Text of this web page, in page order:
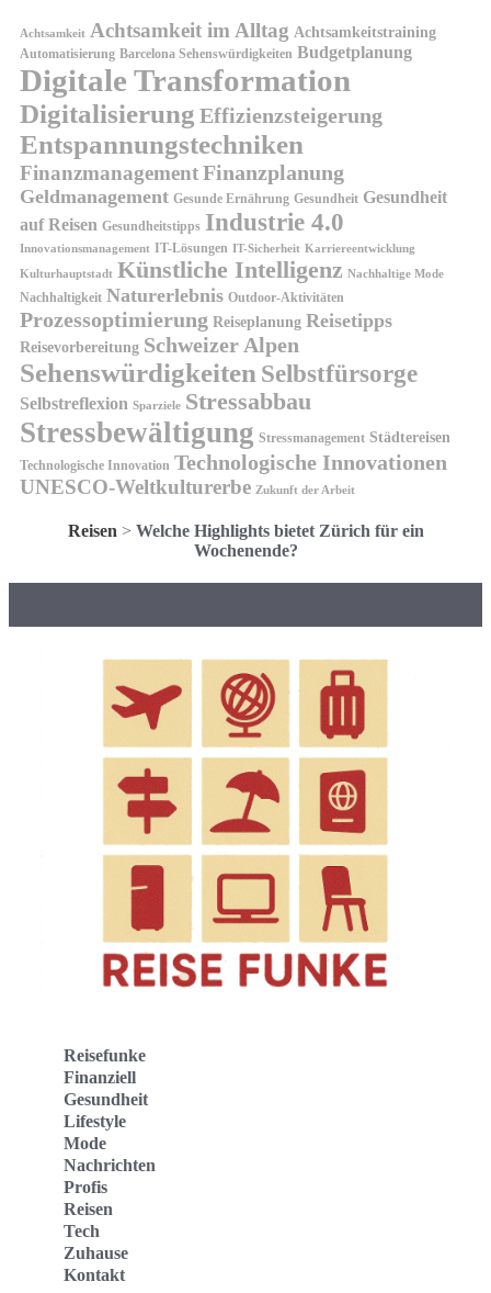
Achtsamkeit Achtsamkeit im Alltag Achtsamkeitstraining
Automatisierung Barcelona Sehenswürdigkeiten Budgetplanung
Digitale Transformation
Digitalisierung Effizienzsteigerung
Entspannungstechniken
FinanzmanagementFinanzplanung
Geldmanagement Gesunde Ernährung Gesundheit Gesundheit
auf Reisen Gesundheitstipps Industrie 4.0
Innovationsmanagement IT-Lösungen IT-Sicherheit Karriereentwicklung
Kulturhauptstadt Künstliche Intelligenz Nachhaltige Mode
Nachhaltigkeit Naturerlebnis Outdoor-Aktivitäten
Prozessoptimierung Reiseplanung Reisetipps
Reisevorbereitung Schweizer Alpen
Sehenswürdigkeiten Selbstfürsorge
Selbstreflexion Sparziele Stressabbau
Stressbewältigung Stressmanagement Städtereisen
Technologische Innovation Technologische Innovationen
UNESCO-Weltkulturerbe Zukunft der Arbeit
Reisen > Welche Highlights bietet Zürich für ein
Wochenende?
Reisefunke
Finanziell
Gesundheit
Lifestyle
Mode
Nachrichten
Profis
Reisen
Tech
Zuhause
Kontakt